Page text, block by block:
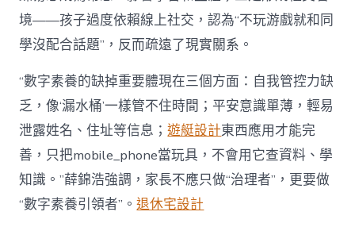
境——孩子過度依賴線上社交，認為“不玩游戲就和同
學沒配合話題”，反而疏遠了現實關系。
“數字素養的缺掉重要體現在三個方面：自我管控力缺
乏，像‘漏水桶’一樣管不住時間；平安意識單薄，輕易
泄露姓名、住址等信息；遊艇設計東西應用才能完
善，只把mobile_phone當玩具，不會用它查資料、學
知識。”薛錦浩強調，家長不應只做“治理者”，更要做
“數字素養引領者”。退休宅設計